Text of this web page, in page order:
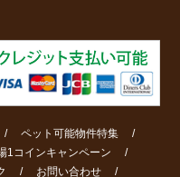
ペット可能物件特集
1コインキャンペーン
お問い合わせ